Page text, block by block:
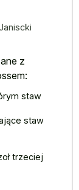
z
staw
staw
trzeciej